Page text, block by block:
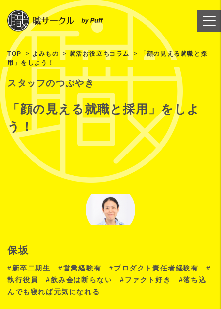
TOP よみもの 就活お役立ちコラム
「顔の見える就職と採
用」をしよう！
スタッフのつぶやき
「顔の見える就職と採用」をしよ
う！
保坂
#新卒二期生 #営業経験有 #プロダクト責任者経験有 #
執行役員 #飲み会は断らない #ファクト好き #落ち込
んでも寝れば元気になれる